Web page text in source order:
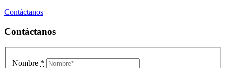
Contáctanos
Contáctanos
Nombre *